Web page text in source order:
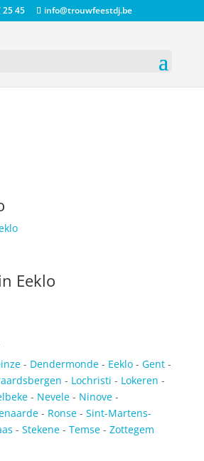
25 45 info@trouwfeestdj.be
Eeklo
- Dendermonde- Eeklo- Gent-
- Lochristi - Lokeren -
- Nevele- Ninove-
- Ronse- Sint-Martens-
- Stekene- Temse- Zottegem